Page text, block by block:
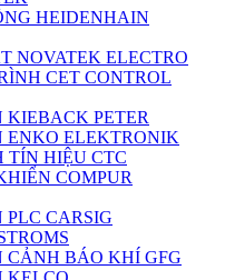
HEIDENHAIN
NOVATEK ELECTRO
CET CONTROL
PETER
ENKO ELEKTRONIK
TÍN HIỆU CTC
COMPUR
CARSIG
BÁO KHÍ GFG